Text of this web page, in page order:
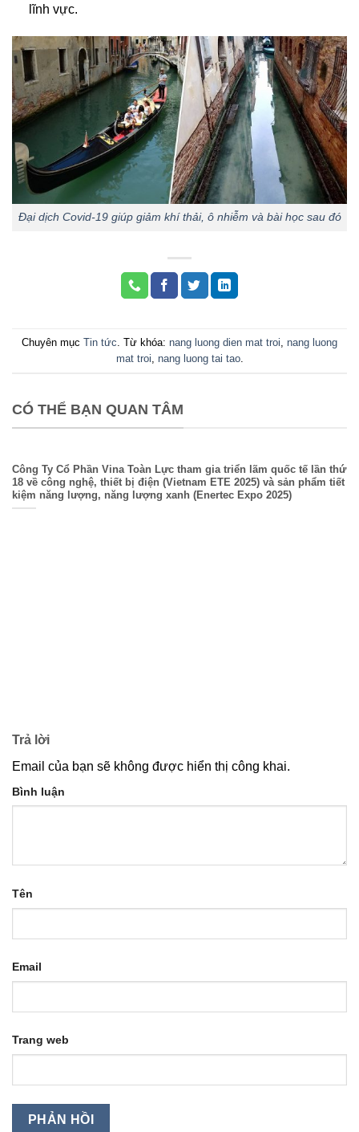
lĩnh vực.
Đại dịch Covid-19 giúp giảm khí thải, ô nhiễm và bài học sau đó
Chuyên mục Tin tức . Từ khóa: nang luong dien mat troi nang luong
mat troi nang luong tai tao.
CÓ THỂ BẠN QUAN TÂM
Công Ty Cổ Phần Vina Toàn Lực tham gia triển lãm quốc tế lần thứ
18 về công nghệ, thiết bị điện (Vietnam ETE 2025) và sản phẩm tiết
kiệm năng lượng, năng lượng xanh (Enertec Expo 2025)
Trả lời
Email của bạn sẽ không được hiển thị công khai.
Bình luận
Tên
Email
Trang web